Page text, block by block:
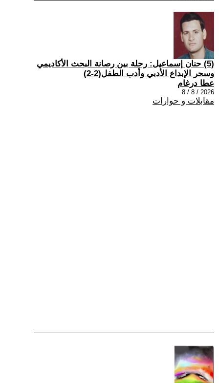
(5) حنان إسماعيل: رحلة بين رصانة البحث الأكاديمي
وسحر الإبداع الأدبي وأدب الطفل(2-2)
عطا درغام
2026 / 8 / 8
مقابلات و حوارات